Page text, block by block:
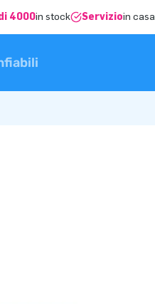
4000in stock Servizioin casa